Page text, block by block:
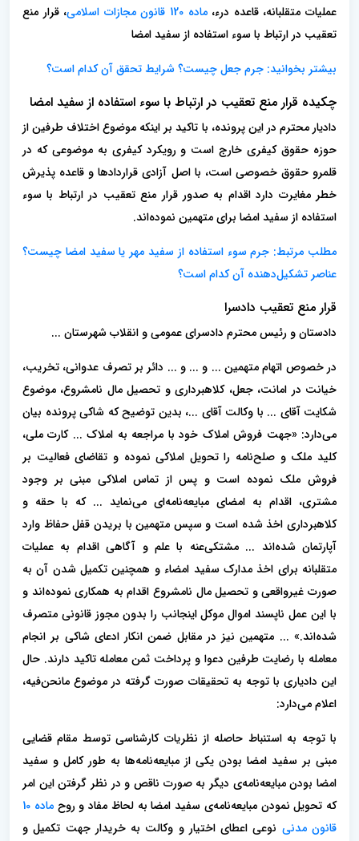
عملیات متقلبانه، قاعده درء،ماده 120 قانون مجازات اسلامی
، قرار منع
تعقیب در ارتباط با سوء استفاده از سفید امضا
بیشتر بخوانید: جرم جعل چیست؟ شرایط تحقق آن کدام است؟
چکیده قرار منع تعقیب در ارتباط با سوء استفاده از سفید امضا
دادیار محترم در این پرونده، با تاکید بر اینکه موضوع اختلاف طرفین از
حوزه حقوق کیفری خارج است و رویکرد کیفری به موضوعی که در
قلمرو حقوق خصوصی است، با اصل آزادی قراردادها و قاعده پذیرش
خطر مغایرت دارد اقدام به صدور قرار منع تعقیب در ارتباط با سوء
استفاده از سفید امضا برای متهمین نموده‌اند.
مطلب مرتبط: جرم سوء استفاده از سفید مهر یا سفید امضا چیست؟
عناصر تشکیل‌دهنده آن کدام است؟
قرار منع تعقیب دادسرا
دادستان و رئیس محترم دادسرای عمومی و انقلاب شهرستان ...
در خصوص اتهام متهمین ... و ... و ... دائر بر تصرف عدوانی، تخریب،
خیانت در امانت، جعل، کلاهبرداری و تحصیل مال نامشروع، موضوع
شکایت آقای ... با وکالت آقای ...، بدین توضیح که شاکی پرونده بیان
می‌دارد: «جهت فروش املاک خود با مراجعه به املاک ... کارت ملی،
کلید ملک و صلح‌نامه را تحویل املاکی نموده و تقاضای فعالیت بر
فروش ملک نموده است و پس از تماس املاکی مبنی بر وجود
مشتری، اقدام به امضای مبایعه‌نامه‌ای می‌نماید ... که با حقه و
کلاهبرداری اخذ شده است و سپس متهمین با بریدن قفل حفاظ وارد
آپارتمان شده‌اند ... مشتکی‌عنه با علم و آگاهی اقدام به عملیات
متقلبانه برای اخذ مدارک سفید امضاء و همچنین تکمیل شدن آن به
صورت غیرواقعی و تحصیل مال نامشروع اقدام به همکاری نموده‌اند و
با این عمل ناپسند اموال موکل اینجانب را بدون مجوز قانونی متصرف
شده‌اند.» ... متهمین نیز در مقابل ضمن انکار ادعای شاکی بر انجام
معامله با رضایت طرفین دعوا و پرداخت ثمن معامله تاکید دارند. حال
این دادیاری با توجه به تحقیقات صورت گرفته در موضوع مانحن‌فیه،
اعلام می‌دارد:
با توجه به استنباط حاصله از نظریات کارشناسی توسط مقام قضایی
مبنی بر سفید امضا بودن یکی از مبایعه‌نامه‌ها به طور کامل و سفید
امضا بودن مبایعه‌نامه‌ی دیگر به صورت ناقص و در نظر گرفتن این امر
که تحویل نمودن مبایعه‌نامه‌ی سفید امضا به لحاظ مفاد و روح
ماده 10
قانون مدنی نوعی اعطای اختیار و وکالت به خریدار جهت تکمیل و